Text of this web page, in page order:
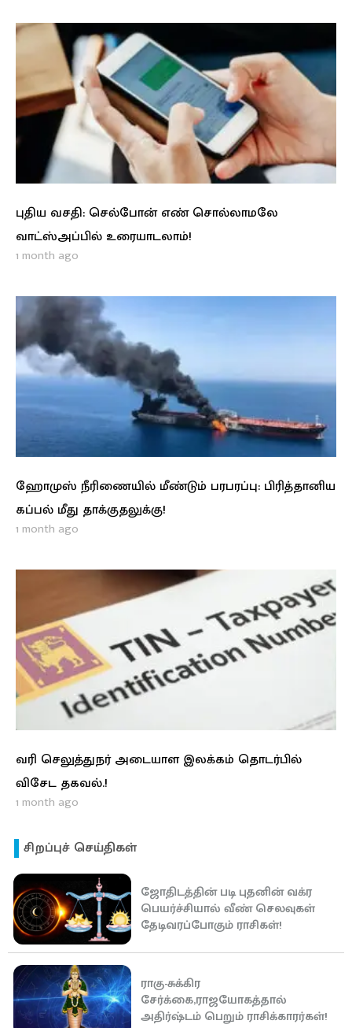
புதிய வசதி: செல்போன் எண் சொல்லாமலே
வாட்ஸ்அப்பில் உரையாடலாம்!
1 month ago
ஹோமுஸ் நீரிணையில் மீண்டும் பரபரப்பு: பிரித்தானிய
கப்பல் மீது தாக்குதலுக்கு!
1 month ago
வரி செலுத்துநர் அடையாள இலக்கம் தொடர்பில்
விசேட தகவல்.!
1 month ago
சிறப்புச் செய்திகள்
ஜோதிடத்தின் படி புதனின் வக்ர
பெயர்ச்சியால் வீண் செலவுகள்
தேடிவரப்போகும் ராசிகள்!
ராகு-சுக்கிர
சேர்க்கை,ராஜயோகத்தால்
அதிர்ஷ்டம் பெறும் ராசிக்காரர்கள்!